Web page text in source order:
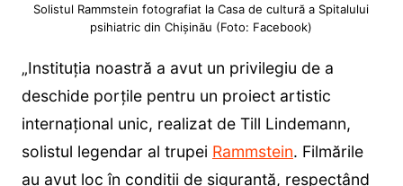
Solistul Rammstein fotografiat la Casa de cultură a Spitalului
psihiatric din Chișinău (Foto: Facebook)
„Instituţia noastră a avut un privilegiu de a
deschide porțile pentru un proiect artistic
internațional unic, realizat de Till Lindemann,
solistul legendar al trupei Rammstein. Filmările
au avut loc în condiții de siguranță, respectând